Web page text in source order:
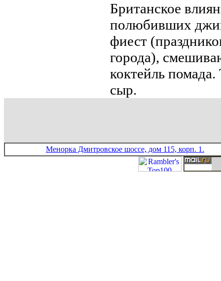
Британское
полюбивших
фиест
города),
коктейль
сыр.
Менорка Дмитровское шоссе, дом 115, корп. 1.